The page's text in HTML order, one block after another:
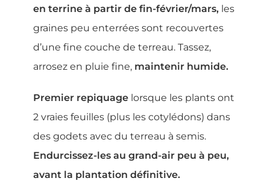
en terrine à partir de fin-février/mars, les
graines peu enterrées sont recouvertes
d’une fine couche de terreau. Tassez,
arrosez en pluie fine, maintenir humide.
Premier repiquage lorsque les plants ont
2 vraies feuilles (plus les cotylédons) dans
des godets avec du terreau à semis.
Endurcissez-les au grand-air peu à peu,
avant la plantation définitive.